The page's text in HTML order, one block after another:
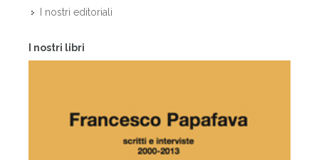
I nostri editoriali
I nostri libri